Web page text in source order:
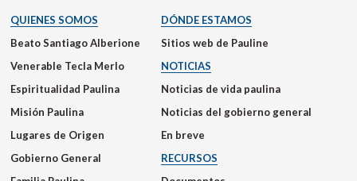
QUIENES SOMOS
Beato Santiago Alberione
Venerable Tecla Merlo
Espiritualidad Paulina
Misión Paulina
Lugares de Origen
Gobierno General
DÓNDE ESTAMOS
Sitios web de Pauline
NOTICIAS
Noticias de vida paulina
Noticias del gobierno general
En breve
RECURSOS